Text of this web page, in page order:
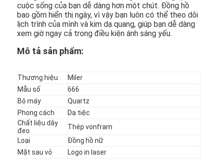
cuộc sống của bạn dễ dàng hơn một chút. Đồng hồ
bao gồm hiển thị ngày, vì vậy bạn luôn có thể theo dõi
lịch trình của mình và kim dạ quang, giúp bạn dễ dàng
xem giờ ngay cả trong điều kiện ánh sáng yếu.
Mô tả sản phẩm:
Thương hiệu
Miler
Mẫu số
666
Bộ máy
Quartz
Phong cách
Dạ tiệc
Chất liệu dây
đeo
Thép vonfram
Loại
Đồng hồ nữ
Mặt sau vỏ
Logo in laser